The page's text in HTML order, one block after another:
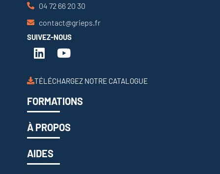
04 72 66 20 30
contact@grieps.fr
SUIVEZ-NOUS
TÉLÉCHARGEZ NOTRE CATALOGUE
FORMATIONS
À PROPOS
AIDES